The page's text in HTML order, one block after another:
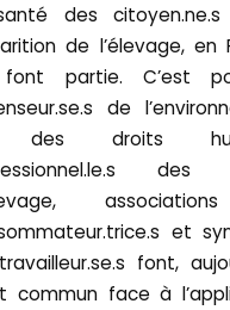
des
de l’élevage, en
partie. C’est
de
droits
des
et
font,
commun face à